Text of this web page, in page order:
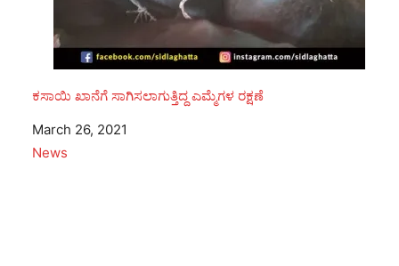
ಕಸಾಯಿ ಖಾನೆಗೆ ಸಾಗಿಸಲಾಗುತ್ತಿದ್ದ ಎಮ್ಮೆಗಳ ರಕ್ಷಣೆ
Date
March 26, 2021
In relation to
News